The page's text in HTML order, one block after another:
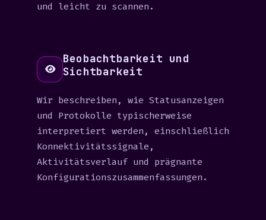
und leicht zu scannen.
Beobachtbarkeit und
Sichtbarkeit
Wir beschreiben, wie Statusanzeigen
und Protokolle typischerweise
interpretiert werden, einschließlich
Konnektivitätssignale,
Aktivitätsverlauf und prägnante
Konfigurationszusammenfassungen.